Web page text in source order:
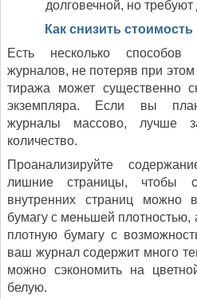
долговечной, но
Как снизить
Есть несколько способов
журналов, не потеряв при
тиража может существенно
экземпляра. Если вы
журналы массово, лучше
количество.
Проанализируйте
лишние страницы, чтобы
внутренних страниц можно
бумагу с меньшей
плотную бумагу с
ваш журнал содержит много
можно сэкономить на
белую.